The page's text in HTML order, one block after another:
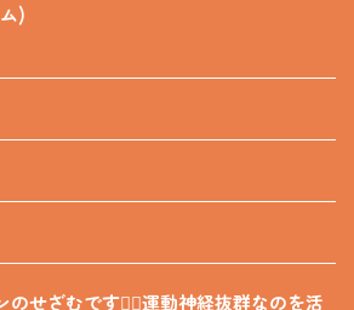
)
せざむです🐕‍🦺運動神経抜群なのを活